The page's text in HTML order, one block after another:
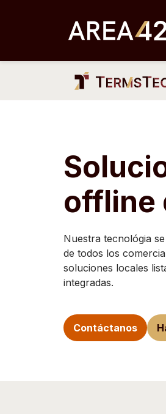
offline
Nuestra tecnológia
de todos los
soluciones locales
integradas.
Contáctanos